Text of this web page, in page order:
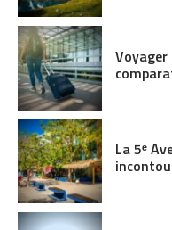
Voyager
La 5ᵉ